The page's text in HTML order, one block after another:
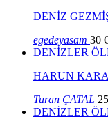
DENİZ
egedeyasam 30
DENİZLER
HARUN
Turan ÇATAL
DENİZLER